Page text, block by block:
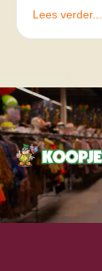
Lees verder...